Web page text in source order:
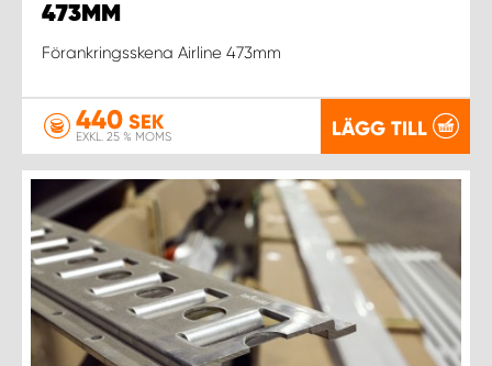
473MM
Förankringsskena Airline 473mm
440 SEK
EXKL. 25 % MOMS LÄGG TILL